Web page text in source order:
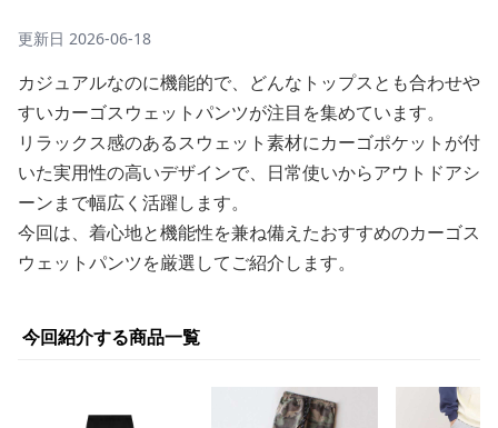
更新日 2026-06-18
カジュアルなのに機能的で、どんなトップスとも合わせや
すいカーゴスウェットパンツが注目を集めています。
リラックス感のあるスウェット素材にカーゴポケットが付
いた実用性の高いデザインで、日常使いからアウトドアシ
ーンまで幅広く活躍します。
今回は、着心地と機能性を兼ね備えたおすすめのカーゴス
ウェットパンツを厳選してご紹介します。
今回紹介する商品一覧